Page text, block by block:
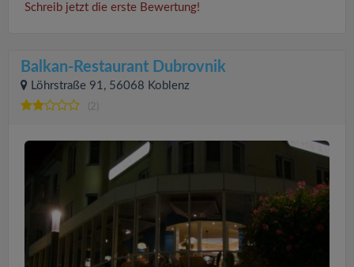
Schreib jetzt die erste Bewertung!
Balkan-Restaurant Dubrovnik
Löhrstraße 91, 56068 Koblenz
(2)